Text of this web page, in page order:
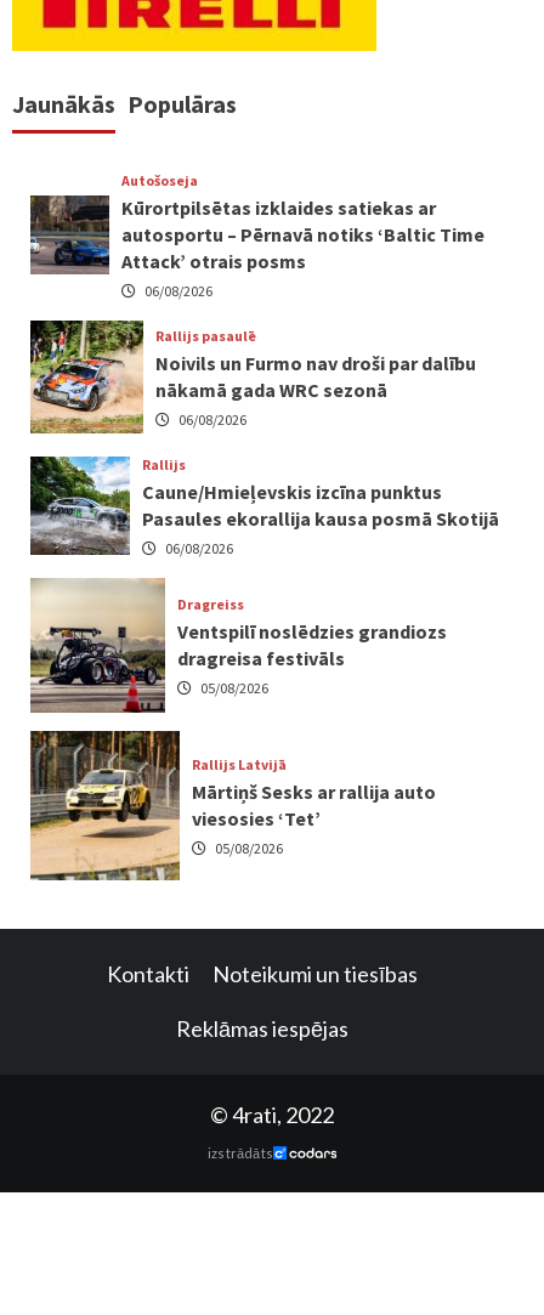
Jaunākās Populāras
Autošoseja
Kūrortpilsētas izklaides satiekas ar
autosportu – Pērnavā notiks ‘Baltic Time
Attack’ otrais posms
06/08/2026
Rallijs pasaulē
Noivils un Furmo nav droši par dalību
nākamā gada WRC sezonā
06/08/2026
Rallijs
Caune/Hmieļevskis izcīna punktus
Pasaules ekorallija kausa posmā Skotijā
06/08/2026
Dragreiss
Ventspilī noslēdzies grandiozs
dragreisa festivāls
05/08/2026
Rallijs Latvijā
Mārtiņš Sesks ar rallija auto
viesosies ‘Tet’
05/08/2026
Kontakti Noteikumi un tiesības
Reklāmas iespējas
© 4rati, 2022
izstrādāts